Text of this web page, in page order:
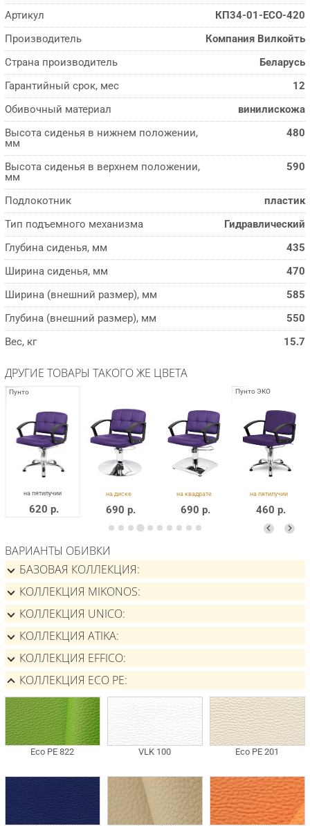
Артикул
КП34-01-ECO-420
Производитель
Компания Вилкойть
Страна производитель
Беларусь
Гарантийный срок, мес
12
Обивочный материал
винилискожа
Высота сиденья в нижнем положении,
мм
480
Высота сиденья в верхнем положении,
мм
590
Подлокотник
пластик
Тип подъемного механизма
Гидравлический
Глубина сиденья, мм
435
Ширина сиденья, мм
470
Ширина (внешний размер), мм
585
Глубина (внешний размер), мм
550
Вес, кг
15.7
ДРУГИЕ ТОВАРЫ ТАКОГО ЖЕ ЦВЕТА
620 р. 690 р. 690 р. 460 р.
ВАРИАНТЫ ОБИВКИ
БАЗОВАЯ КОЛЛЕКЦИЯ
КОЛЛЕКЦИЯ MIKONOS
КОЛЛЕКЦИЯ UNICO
КОЛЛЕКЦИЯ ATIKA
КОЛЛЕКЦИЯ EFFICO
КОЛЛЕКЦИЯ ECO PE